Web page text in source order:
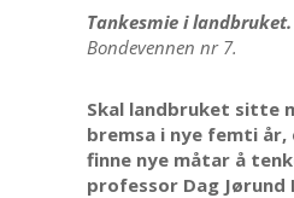
Tankesmie i landbruket.
Bondevennen nr 7.
Skal landbruket sitte
bremsa i nye femti år,
finne nye måtar å
professor Dag Jørund